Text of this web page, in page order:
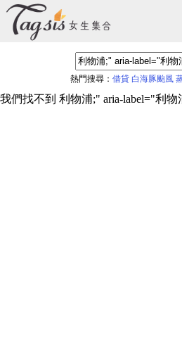
熱門搜尋： 借貸 白海豚颱風
我們找不到 利物浦;" aria-label="利物